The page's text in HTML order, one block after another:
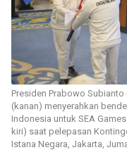
Presiden Prabowo
(kanan) menyerahkan
Indonesia untuk SEA
kiri) saat pelepasan
Istana Negara, Jakarta,